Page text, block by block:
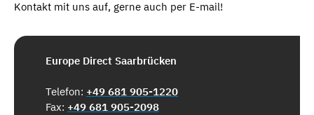
Kontakt mit uns auf, gerne auch per E-mail!
Europe Direct Saarbrücken
Telefon: +49 681 905-1220
Fax: +49 681 905-2098